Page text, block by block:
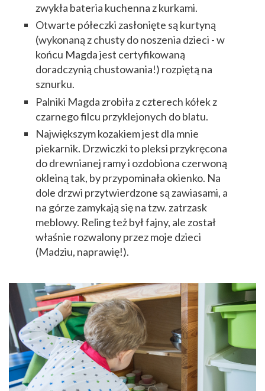
zwykła bateria kuchenna z kurkami.
Otwarte półeczki zasłonięte są kurtyną
(wykonaną z chusty do noszenia dzieci - w
końcu Magda jest certyfikowaną
doradczynią chustowania!) rozpiętą na
sznurku.
Palniki Magda zrobiła z czterech kółek z
czarnego filcu przyklejonych do blatu.
Największym kozakiem jest dla mnie
piekarnik. Drzwiczki to pleksi przykręcona
do drewnianej ramy i ozdobiona czerwoną
okleiną tak, by przypominała okienko. Na
dole drzwi przytwierdzone są zawiasami, a
na górze zamykają się na tzw. zatrzask
meblowy. Reling też był fajny, ale został
właśnie rozwalony przez moje dzieci
(Madziu, naprawię!).